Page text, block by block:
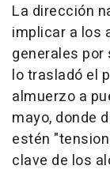
La dirección
implicar a los
generales
lo trasladó el
almuerzo a
mayo, donde
estén
clave de los